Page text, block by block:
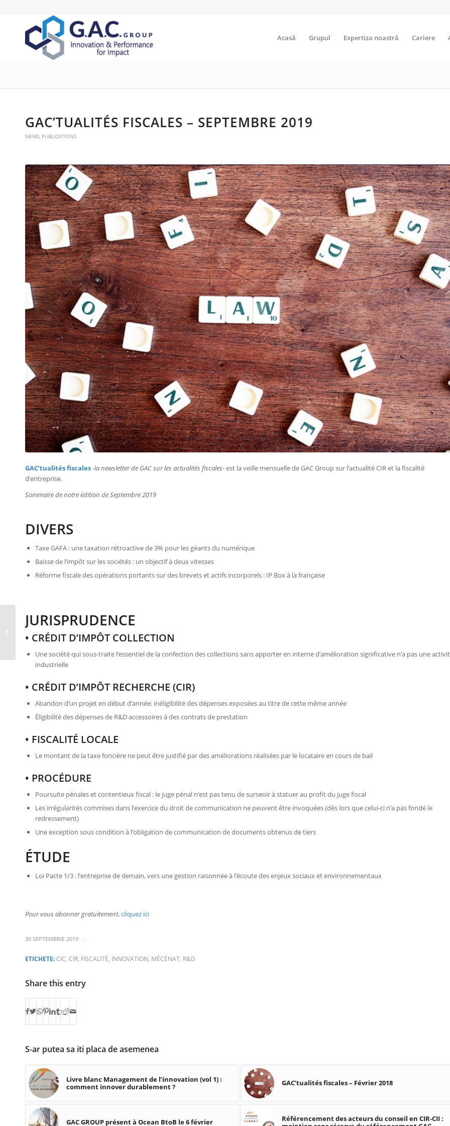
Acasă Grupul Expertiza noastră Cariere
GAC’TUALITÉS FISCALES – SEPTEMBRE 2019
NEWS, PUBLICATIONS
GAC’tualités fiscales-la newsletter de GAC sur les actualités fiscales-est la veille mensuelle de GAC Group sur l’actualité CIR et la fiscalité
d’entreprise.
Sommaire de notre édition de Septembre 2019
DIVERS
Taxe GAFA : une taxation rétroactive de 3% pour les géants du numérique
Baisse de l’impôt sur les sociétés : un objectif à deux vitesses
Réforme fiscale des opérations portants sur des brevets et actifs incorporels : IP Box à la française
JURISPRUDENCE
• CRÉDIT D’IMPÔT COLLECTION
Une société qui sous-traite l’essentiel de la confection des collections sans apporter en interne d’amélioration significative n’a pas une
industrielle
• CRÉDIT D’IMPÔT RECHERCHE (CIR)
Abandon d’un projet en début d’année: inéligibilité des dépenses exposées au titre de cette même année
Éligibilité des dépenses de R&D accessoires à des contrats de prestation
• FISCALITÉ LOCALE
Le montant de la taxe foncière ne peut être justifié par des améliorations réalisées par le locataire en cours de bail
• PROCÉDURE
Poursuite pénales et contentieux fiscal : le juge pénal n’est pas tenu de surseoir à statuer au profit du juge fiscal
Les irrégularités commises dans l’exercice du droit de communication ne peuvent être invoquées (dès lors que celui-ci n’a pas fondé le
redressement)
Une exception sous condition à l’obligation de communication de documents obtenus de tiers
ÉTUDE
Loi Pacte 1/3 : l’entreprise de demain, vers une gestion raisonnée à l’écoute des enjeux sociaux et environnementaux
Pour vous abonner gratuitement,cliquez ici
30 SEPTEMBRIE 2019 /
ETICHETE:CIC, CIR, FISCALITÉ, INNOVATION, MÉCÉNAT, R&D
Share this entry
S-ar putea sa iti placa de asemenea
Livre blanc Management de l’innovation (vol 1) :
comment innover durablement ?
GAC’tualités fiscales – Février 2018
GAC GROUP présent à Ocean BtoB le 6 février
Référencement des acteurs du conseil en CIR-CII :
[FLASH INFO CIR]
Modification du
calendrier des